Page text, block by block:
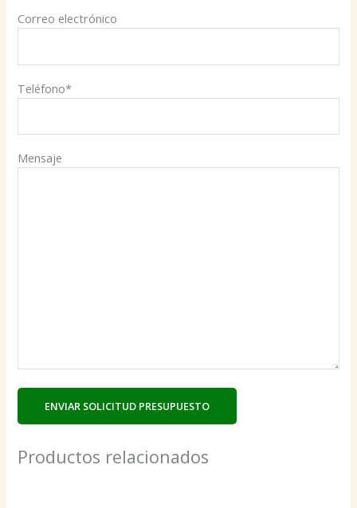
Correo electrónico
Teléfono*
Mensaje
Productos relacionados